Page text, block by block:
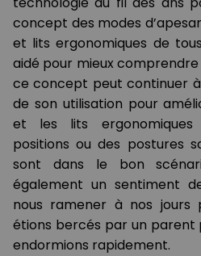
concept des modes
et lits ergonomiques de
aidé pour mieux
ce concept peut continuer
de son utilisation pour
et les lits
positions ou des postures
sont dans le bon
également un sentiment
nous ramener à nos jours
étions bercés par un parent
endormions rapidement.